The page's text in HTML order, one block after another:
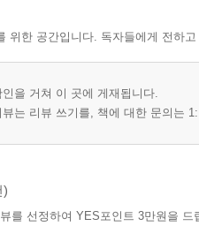
위한 공간입니다. 독자들에게 전하
을 거쳐 이 곳에 게재됩니다.
는 리뷰 쓰기를, 책에 대한 문의는
)
를 선정하여 YES포인트 3만원을 드